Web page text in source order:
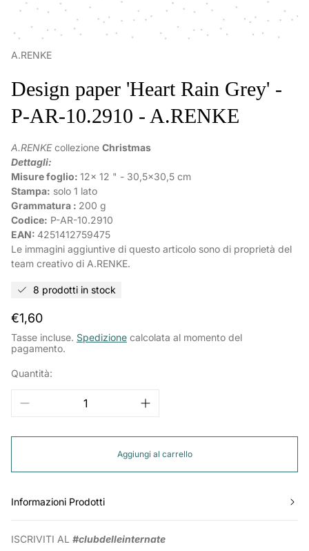
A.RENKE
Design paper 'Heart Rain Grey' -
P-AR-10.2910 - A.RENKE
A.RENKEcollezione Christmas
Dettagli:
Misure foglio: 12x 12 " - 30,5x30,5 cm
Stampa: solo 1 lato
Grammatura : 200 g
Codice: P-AR-10.2910
EAN: 4251412759475
Le immagini aggiuntive di questo articolo sono di proprietà del
team creativo di A.RENKE.
8 prodotti in stock
Prezzo
normale
€1,60
Tasse incluse. Spedizione calcolata al momento del
pagamento.
Quantità:
Aggiungi al carrello
Informazioni Prodotti
ISCRIVITI AL #clubdelleinternate